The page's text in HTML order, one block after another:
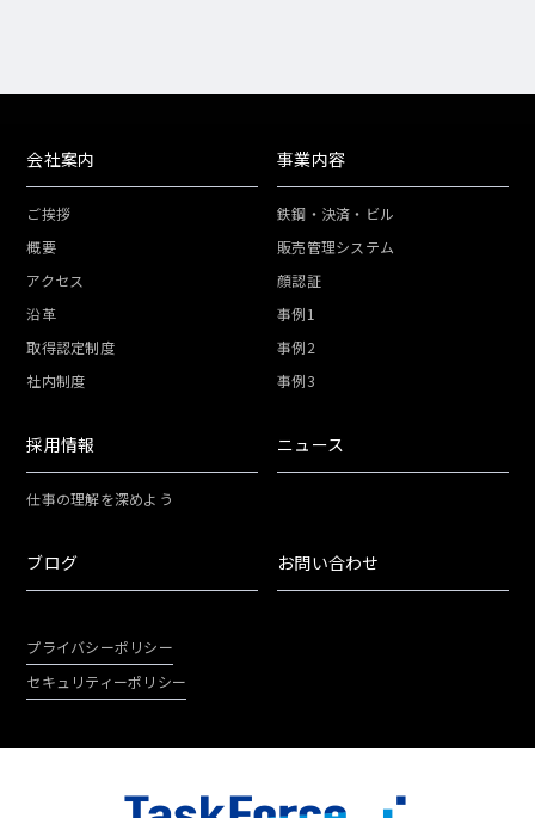
会社案内
ご挨拶
概要
アクセス
沿革
取得認定制度
社内制度
事業内容
鉄鋼・決済・ビル
販売管理システム
顔認証
事例1
事例2
事例3
採用情報
仕事の理解を深めよう
ニュース
ブログ お問い合わせ
プライバシーポリシー
セキュリティーポリシー